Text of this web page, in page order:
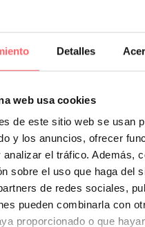
Detalles
web usa cookies
de este sitio web se usan
y los anuncios, ofrecer
el tráfico. Además,
sobre el uso que haga del
de redes sociales,
pueden combinarla con
proporcionado o que
ESTILO CLÁSICO ESTILO
para tus visillos, estores,
contamos con un servicio
enseñarte los tejidos y tomar
Sanmar